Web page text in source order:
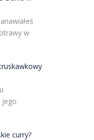
w
jego
curry?